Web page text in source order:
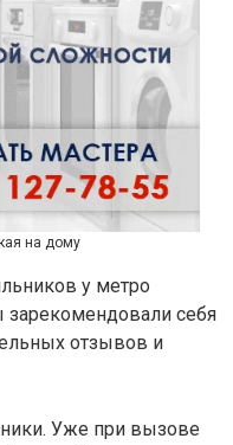
на дому
у метро
зарекомендовали себя
отзывов и
Уже при вызове